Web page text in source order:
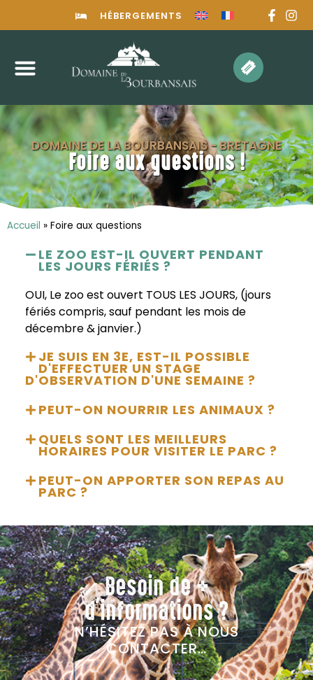
HÉBERGEMENTS
DOMAINE DE LA BOURBANSAIS - BRETAGNE
Foire aux questions !
Accueil » Foire aux questions
LE ZOO EST-IL OUVERT PENDANT
LES JOURS FÉRIÉS ?
OUI, Le zoo est ouvert TOUS LES JOURS, (jours
fériés compris, sauf pendant les mois de
décembre & janvier.)
JE SUIS EN 3E, EST-IL POSSIBLE
D'EFFECTUER UN STAGE
D'OBSERVATION D'UNE SEMAINE ?
PEUT-ON NOURRIR LES ANIMAUX ?
QUELS SONT LES MEILLEURS
HORAIRES POUR VISITER LE PARC ?
PEUT-ON APPORTER SON REPAS AU
PARC ?
Besoin de +
d'informations ?
N’HÉSITEZ PAS À NOUS
CONTACTER…